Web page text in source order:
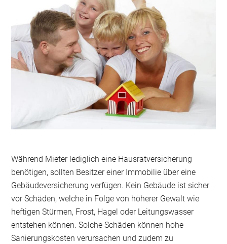
Während Mieter lediglich eine Hausratversicherung
benötigen, sollten Besitzer einer Immobilie über eine
Gebäudeversicherung verfügen. Kein Gebäude ist sicher
vor Schäden, welche in Folge von höherer Gewalt wie
heftigen Stürmen, Frost, Hagel oder Leitungswasser
entstehen können. Solche Schäden können hohe
Sanierungskosten verursachen und zudem zu